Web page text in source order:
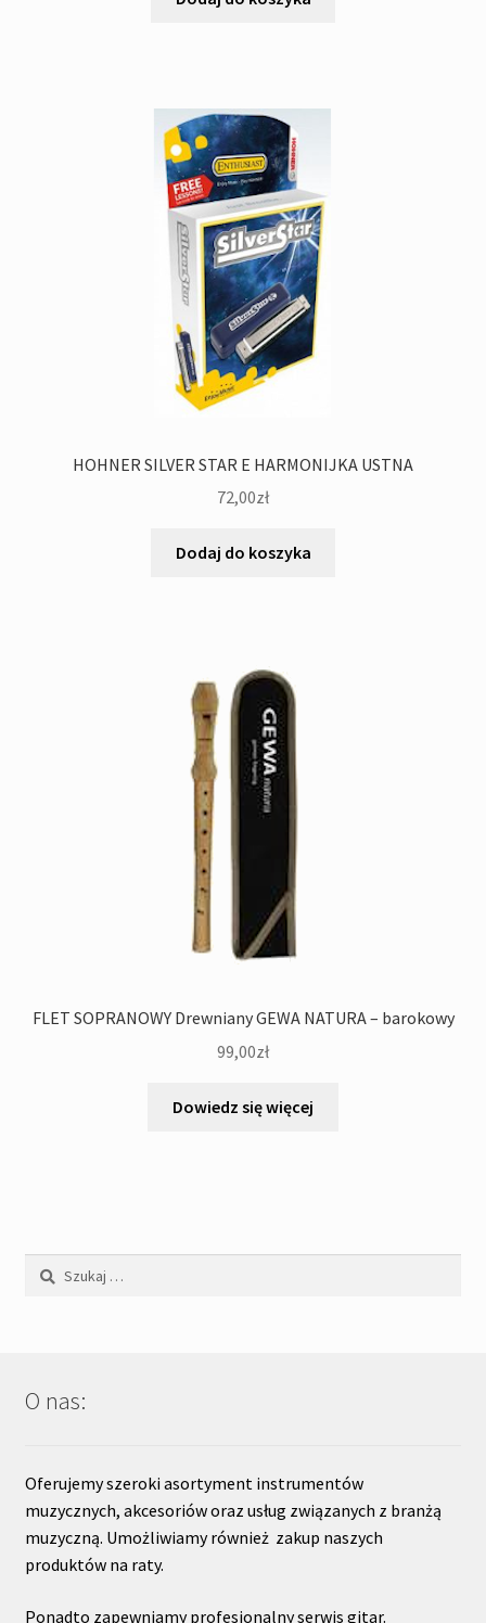
HOHNER SILVER STAR E HARMONIJKA USTNA
72,00zł
Dodaj do koszyka
FLET SOPRANOWY Drewniany GEWA NATURA – barokowy
99,00zł
Dowiedz się więcej
Szukaj:
O nas:
Oferujemy szeroki asortyment instrumentów
muzycznych, akcesoriów oraz usług związanych z branżą
muzyczną. Umożliwiamy również zakup naszych
produktów na raty.
Ponadto zapewniamy profesjonalny serwis gitar.